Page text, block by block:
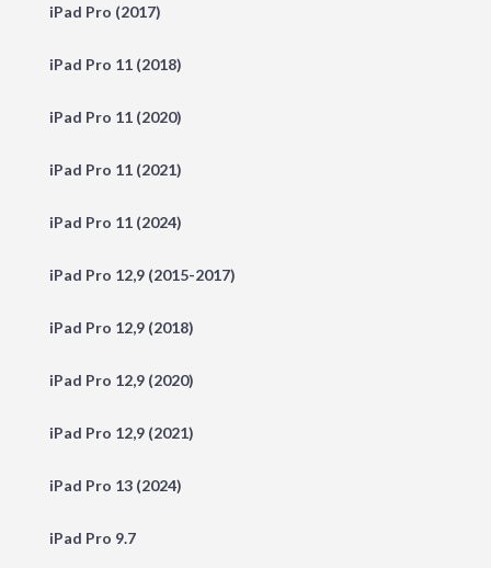
iPad Pro (2017)
iPad Pro 11 (2018)
iPad Pro 11 (2020)
iPad Pro 11 (2021)
iPad Pro 11 (2024)
iPad Pro 12,9 (2015-2017)
iPad Pro 12,9 (2018)
iPad Pro 12,9 (2020)
iPad Pro 12,9 (2021)
iPad Pro 13 (2024)
iPad Pro 9.7